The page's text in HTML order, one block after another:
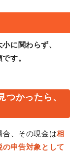
に関わらず、
す。
かったら、
合、その現金は相
の申告対象として